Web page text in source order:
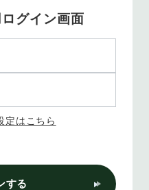
グイン画面
定はこちら
する